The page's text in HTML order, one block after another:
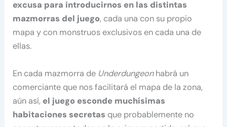
excusa para introducirnos en las distintas
mazmorras del juego, cada una con su propio
mapa y con monstruos exclusivos en cada una de
ellas.
En cada mazmorra de Underdungeonhabrá un
comerciante que nos facilitará el mapa de la zona,
aún así, el juego esconde muchísimas
habitaciones secretas que probablemente no